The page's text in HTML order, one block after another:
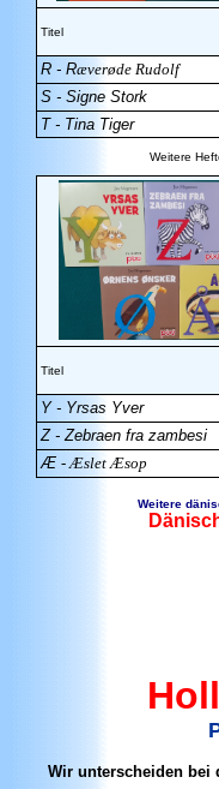
Titel
R - Ræverøde Rudolf
S - Signe Stork
T - Tina Tiger
Weitere
Titel
Y - Yrsas Yver
Z - Zebraen fra zambesi
Æ - Æslet Æsop
Weitere
Wir unterscheiden bei